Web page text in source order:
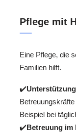
Pflege mit
Eine Pflege, die
Familien hilft.
✔️
Beispiel bei
✔️Betreuung im